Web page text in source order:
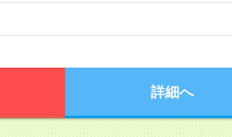
詳細へ